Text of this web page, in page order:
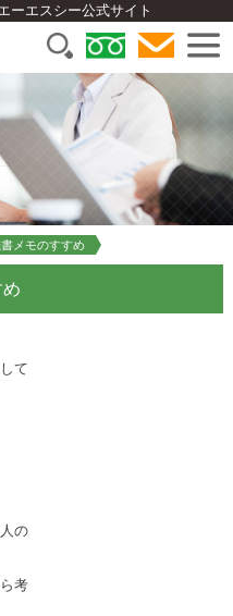
ーエスシー公式サイト
書メモのすすめ
て
の
考